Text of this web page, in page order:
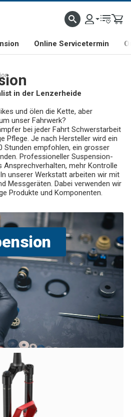
FIRMA SHOP & SHOWROOM IN
Online Servicetermin
in der Lenzerheide
und ölen die Kette, aber
unser Fahrwerk?
bei jeder Fahrt Schwerstarbeit
Pflege. Je nach Hersteller wird ein
Stunden empfohlen, ein grosser
Professioneller Suspension-
mehr Kontrolle
unserer Werkstatt arbeiten wir mit
Messgeräten. Dabei verwenden wir
Produkte und Komponenten.